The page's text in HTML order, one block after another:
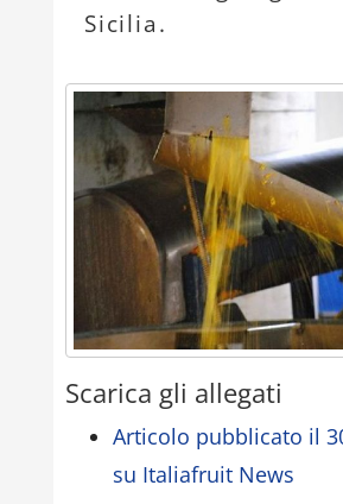
Sicilia.
Scarica gli allegati
Articolo pubblicato il
su Italiafruit News